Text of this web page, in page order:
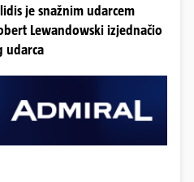
je snažnim udarcem
Lewandowski izjednačio
udarca